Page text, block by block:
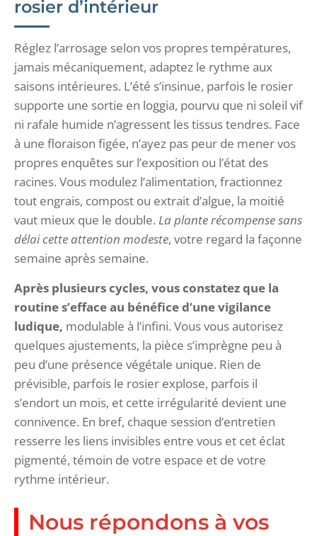
rosier d’intérieur
Réglez l’arrosage selon vos propres températures,
jamais mécaniquement, adaptez le rythme aux
saisons intérieures. L’été s’insinue, parfois le rosier
supporte une sortie en loggia, pourvu que ni soleil vif
ni rafale humide n’agressent les tissus tendres. Face
à une floraison figée, n’ayez pas peur de mener vos
propres enquêtes sur l’exposition ou l’état des
racines. Vous modulez l’alimentation, fractionnez
tout engrais, compost ou extrait d’algue, la moitié
vaut mieux que le double. La plante récompense sans
délai cette attention modeste, votre regard la façonne
semaine après semaine.
Après plusieurs cycles, vous constatez que la
routine s’efface au bénéfice d’une vigilance
ludique, modulable à l’infini. Vous vous autorisez
quelques ajustements, la pièce s’imprègne peu à
peu d’une présence végétale unique. Rien de
prévisible, parfois le rosier explose, parfois il
s’endort un mois, et cette irrégularité devient une
connivence. En bref, chaque session d’entretien
resserre les liens invisibles entre vous et cet éclat
pigmenté, témoin de votre espace et de votre
rythme intérieur.
Nous répondons à vos